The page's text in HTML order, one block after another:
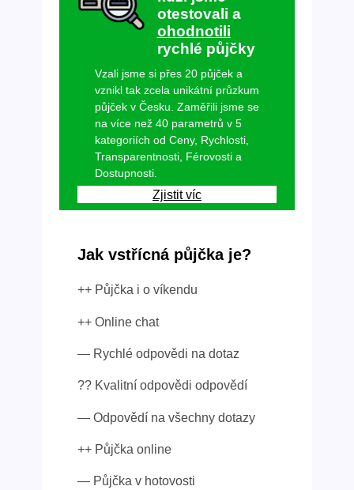
otestovali a
ohodnotili
rychlé půjčky
Vzali jsme si přes 20 půjček a
vznikl tak zcela unikátní průzkum
půjček v Česku. Zaměřili jsme se
na více než 40 parametrů v 5
kategoriích od Ceny, Rychlosti,
Transparentnosti, Férovosti a
Dostupnosti.
Zjistit víc
Jak vstřícná půjčka je?
++ Půjčka i o víkendu
++ Online chat
— Rychlé odpovědi na dotaz
?? Kvalitní odpovědi odpovědí
— Odpovědí na všechny dotazy
++ Půjčka online
— Půjčka v hotovosti